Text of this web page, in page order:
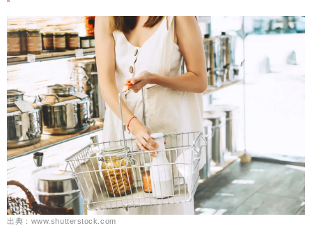
出典：www.shutterstock.com